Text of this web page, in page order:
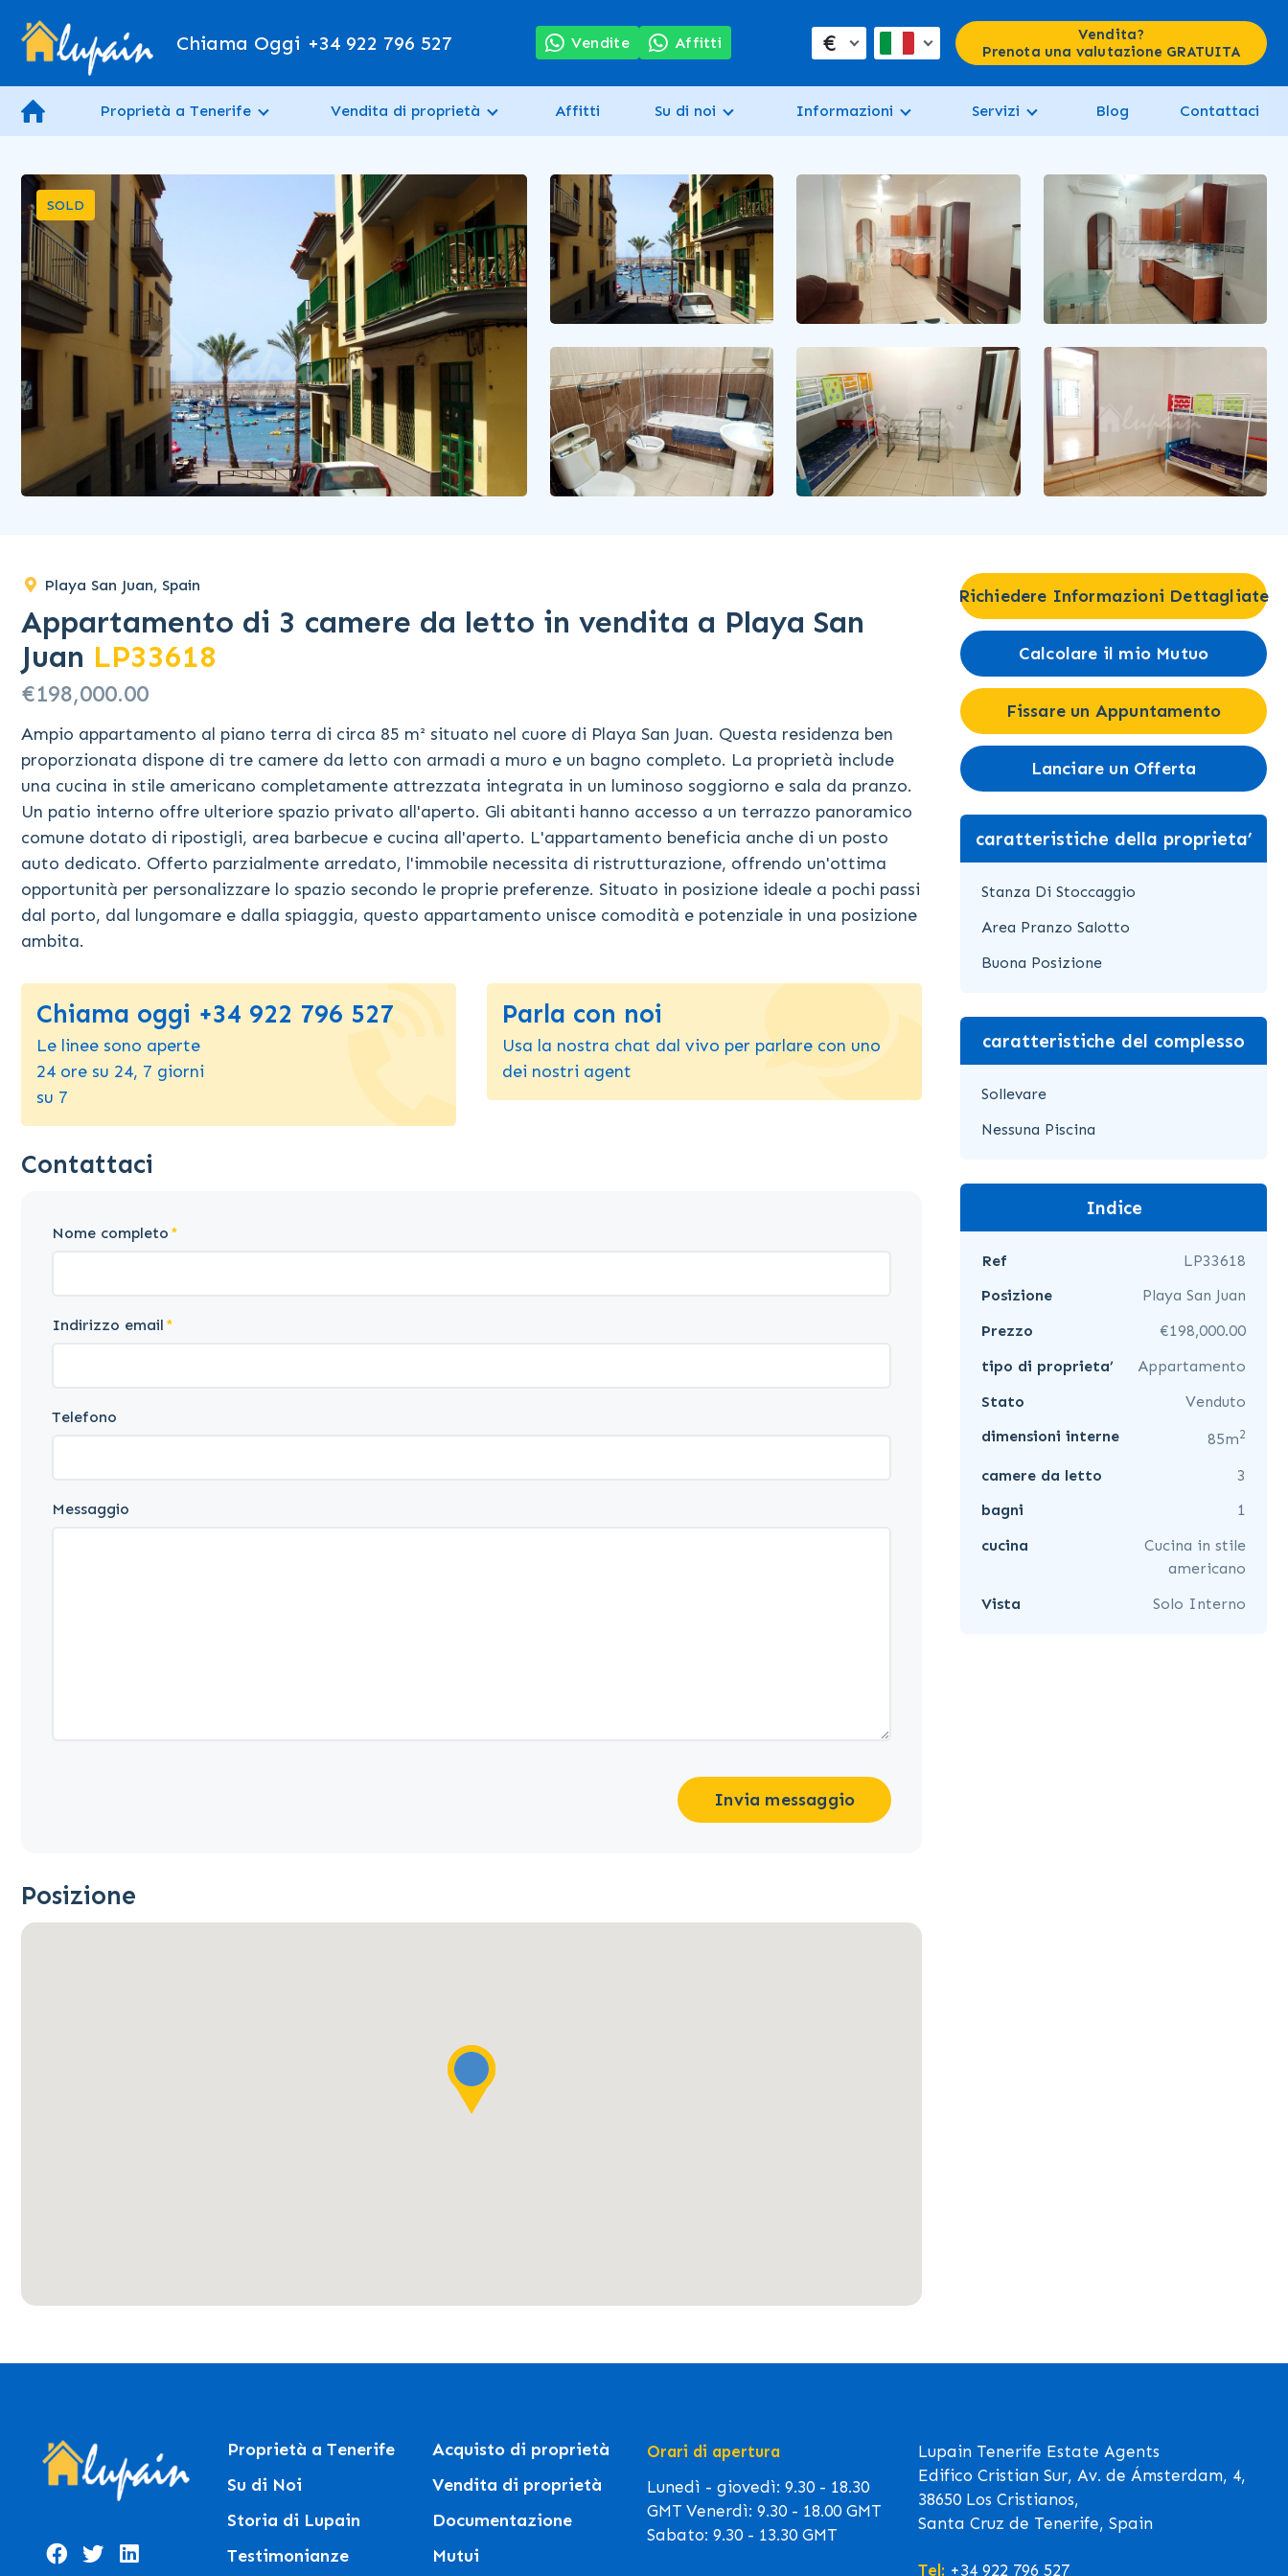
Chiama Oggi +34 922 796 527 Vendite Affitti €
Vendita?
Prenota una valutazione GRATUITA
Proprietà a Tenerife Vendita di proprietà Affitti Su di noi Informazioni Servizi Blog Contattaci
SOLD
Playa San Juan, Spain
Appartamento di 3 camere da letto in vendita a Playa San
Juan LP33618
€198,000.00
Ampio appartamento al piano terra di circa 85 m² situato nel cuore di Playa San Juan. Questa residenza ben
proporzionata dispone di tre camere da letto con armadi a muro e un bagno completo. La proprietà include
una cucina in stile americano completamente attrezzata integrata in un luminoso soggiorno e sala da pranzo.
Un patio interno offre ulteriore spazio privato all'aperto. Gli abitanti hanno accesso a un terrazzo panoramico
comune dotato di ripostigli, area barbecue e cucina all'aperto. L'appartamento beneficia anche di un posto
auto dedicato. Offerto parzialmente arredato, l'immobile necessita di ristrutturazione, offrendo un'ottima
opportunità per personalizzare lo spazio secondo le proprie preferenze. Situato in posizione ideale a pochi passi
dal porto, dal lungomare e dalla spiaggia, questo appartamento unisce comodità e potenziale in una posizione
ambita.
Chiama oggi +34 922 796 527
Le linee sono aperte
24 ore su 24, 7 giorni
su 7
Parla con noi
Usa la nostra chat dal vivo per parlare con uno
dei nostri agent
Contattaci
Nome completo
Indirizzo email
Telefono
Messaggio
Invia messaggio
Posizione
Richiedere Informazioni Dettagliate
Calcolare il mio Mutuo
Fissare un Appuntamento
Lanciare un Offerta
caratteristiche della proprieta’
Stanza Di Stoccaggio
Area Pranzo Salotto
Buona Posizione
caratteristiche del complesso
Sollevare
Nessuna Piscina
Indice
Ref
LP33618
Posizione
Playa San Juan
Prezzo
€198,000.00
tipo di proprieta’
Appartamento
Stato
Venduto
dimensioni interne
85m2
camere da letto
3
bagni
1
cucina
Cucina in stile
americano
Vista
Solo Interno
Proprietà a Tenerife
Su di Noi
Storia di Lupain
Testimonianze
Acquisto di proprietà
Vendita di proprietà
Documentazione
Mutui
Orari di apertura
Lunedì - giovedì: 9.30 - 18.30
GMT Venerdì: 9.30 - 18.00 GMT
Sabato: 9.30 - 13.30 GMT
Lupain Tenerife Estate Agents
Edifico Cristian Sur, Av. de Ámsterdam, 4,
38650 Los Cristianos,
Santa Cruz de Tenerife, Spain
Tel: +34 922 796 527